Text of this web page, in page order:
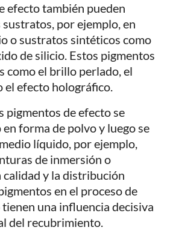
efecto también pueden
por ejemplo, en
o sustratos sintéticos como
de silicio. Estos pigmentos
como el brillo perlado, el
el efecto holográfico.
pigmentos de efecto se
forma de polvo y luego se
líquido, por ejemplo,
de inmersión o
calidad y la distribución
en el proceso de
una influencia decisiva
del recubrimiento.